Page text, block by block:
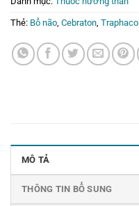
Thẻ: Bổ não, Cebraton, Traphaco
MÔ TẢ
THÔNG TIN BỔ SUNG